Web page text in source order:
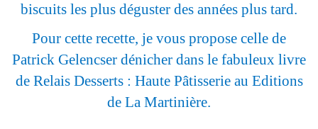
biscuits les plus déguster des années plus tard.
Pour cette recette, je vous propose celle de
Patrick Gelencser dénicher dans le fabuleux livre
de Relais Desserts : Haute Pâtisserie au Editions
de La Martinière.